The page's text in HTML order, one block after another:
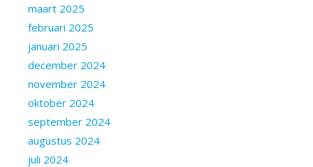
maart 2025
februari 2025
januari 2025
december 2024
november 2024
oktober 2024
september 2024
augustus 2024
juli 2024